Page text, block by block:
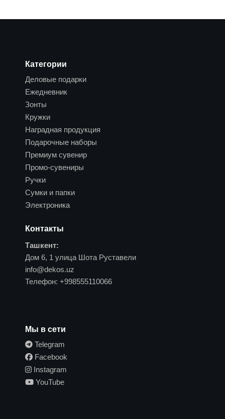
Категории
Деловые подарки
Ежедневник
Зонты
Кружки
Наградная продукция
Подарочные наборы
Премиум сувенир
Промо-сувениры
Ручки
Сумки и папки
Электроника
Контакты
Ташкент:
Дом 6, 1 улица Шота Руставели
info@dekos.uz
Телефон: +998555110066
Мы в сети
Telegram
Facebook
Instagram
YouTube